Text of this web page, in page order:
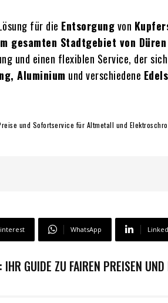
für die Entsorgungvon
gesamten Stadtgebiet von Düren
und einen flexiblen Service, der
Aluminium und verschiedene
und Sofortservice für Altmetall und
WhatsApp
GUIDE ZU FAIREN PREISEN